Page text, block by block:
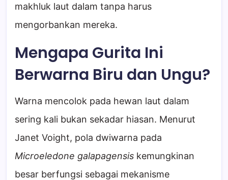
makhluk laut dalam tanpa harus
mengorbankan mereka.
Mengapa Gurita Ini
Berwarna Biru dan Ungu?
Warna mencolok pada hewan laut dalam
sering kali bukan sekadar hiasan. Menurut
Janet Voight, pola dwiwarna pada
Microeledone galapagensis kemungkinan
besar berfungsi sebagai mekanisme